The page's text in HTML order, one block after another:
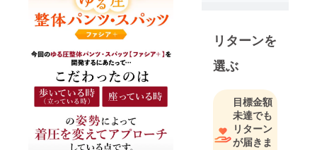
における理
魅力に虜に
設計事務所
を退社し猛
勉強を重
ね、理学療
リターンを
選ぶ
目標金額
未達でも
リターン
が届きま